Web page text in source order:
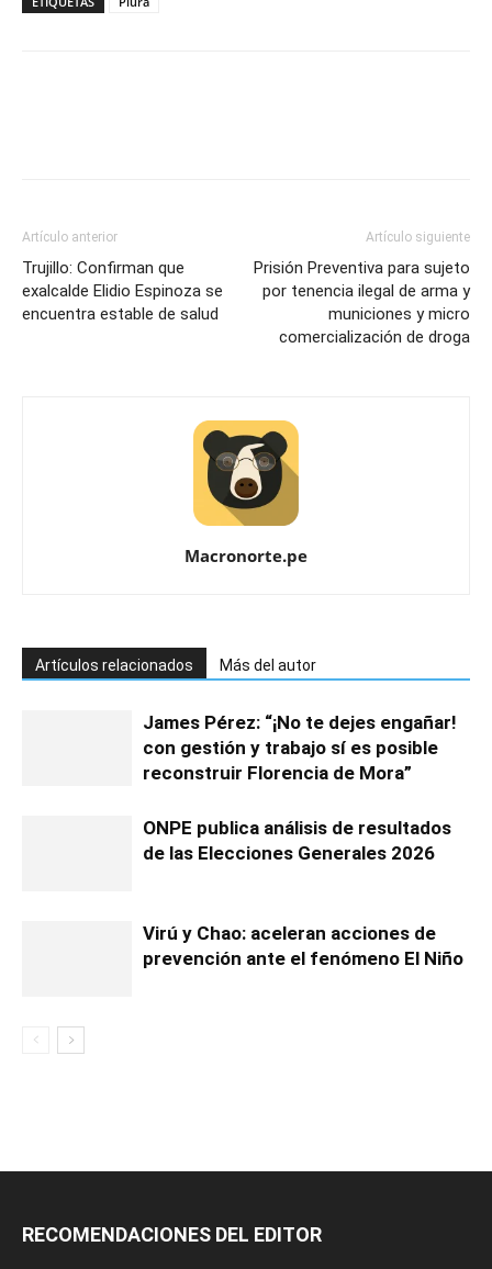
Artículo anterior
Trujillo: Confirman que
exalcalde Elidio Espinoza se
encuentra estable de salud
Artículo siguiente
Prisión Preventiva para sujeto
por tenencia ilegal de arma y
municiones y micro
comercialización de droga
Macronorte.pe
Artículos relacionados Más del autor
James Pérez: “¡No te dejes engañar!
con gestión y trabajo sí es posible
reconstruir Florencia de Mora”
ONPE publica análisis de resultados
de las Elecciones Generales 2026
Virú y Chao: aceleran acciones de
prevención ante el fenómeno El Niño
RECOMENDACIONES DEL EDITOR